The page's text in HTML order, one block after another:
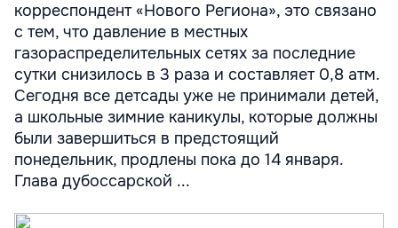
корреспондент «Нового Региона», это связано
с тем, что давление в местных
газораспределительных сетях за последние
сутки снизилось в 3 раза и составляет 0,8 атм.
Сегодня все детсады уже не принимали детей,
а школьные зимние каникулы, которые должны
были завершиться в предстоящий
понедельник, продлены пока до 14 января.
Глава дубоссарской ...